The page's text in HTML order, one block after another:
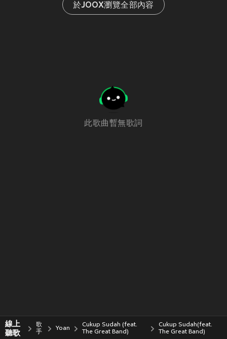
於JOOX瀏覽全部內容
此歌曲暫無歌詞
線上
聽歌
歌
手
Yoan
Cukup Sudah (feat.
The Great Band)
Cukup Sudah(feat.
The Great Band)